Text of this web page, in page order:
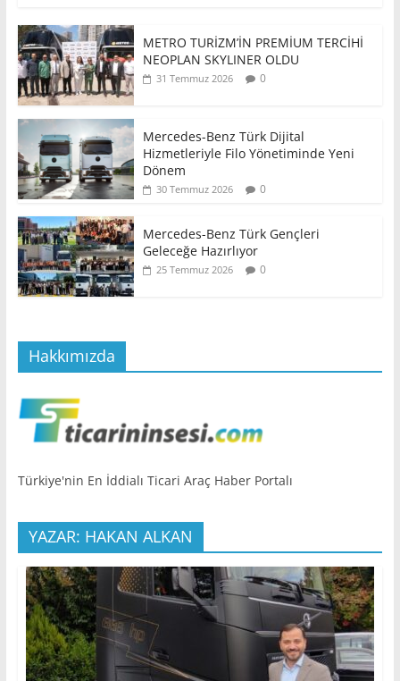
METRO TURİZM’İN PREMİUM TERCİHİ
NEOPLAN SKYLINER OLDU
31 Temmuz 2026 0
Mercedes-Benz Türk Dijital
Hizmetleriyle Filo Yönetiminde Yeni
Dönem
30 Temmuz 2026 0
Mercedes-Benz Türk Gençleri
Geleceğe Hazırlıyor
25 Temmuz 2026 0
Hakkımızda
Türkiye'nin En İddialı Ticari Araç Haber Portalı
YAZAR: HAKAN ALKAN